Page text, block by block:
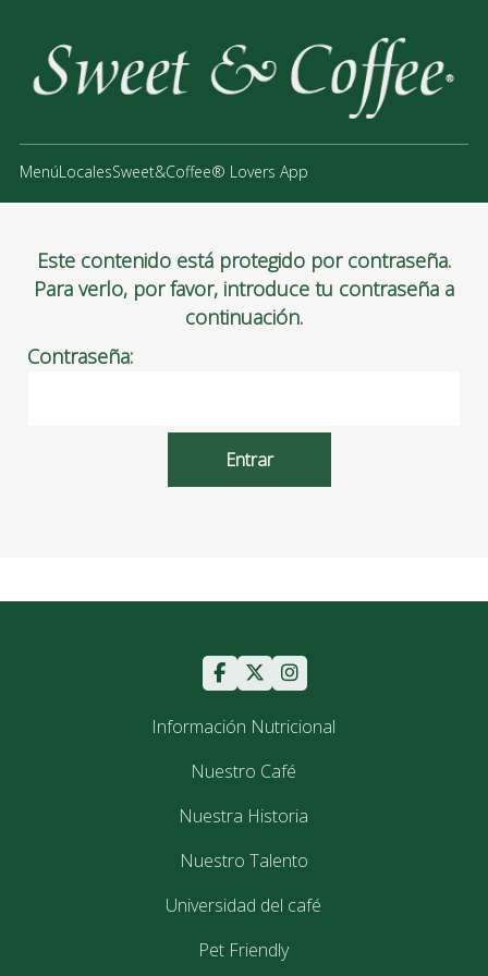
MenúLocalesSweet&Coffee® Lovers App
Este contenido está protegido por contraseña.
Para verlo, por favor, introduce tu contraseña a
continuación.
Contraseña:
Información Nutricional
Nuestro Café
Nuestra Historia
Nuestro Talento
Universidad del café
Pet Friendly